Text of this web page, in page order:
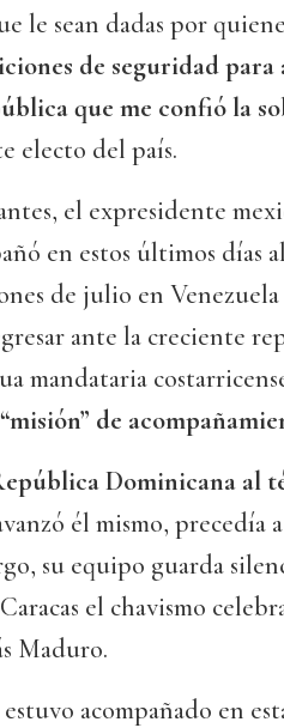
le sean dadas por
de seguridad para
que me confió la
electo del país.
el expresidente
en estos últimos días
de julio en
ante la creciente
mandataria
de
Dominicana al
él mismo, precedía
su equipo guarda
el chavismo
Maduro.
acompañado en